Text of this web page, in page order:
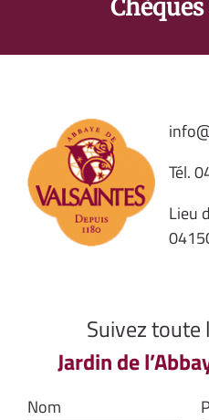
Tél.
Lieu
Suivez toute
Jardin de
Nom